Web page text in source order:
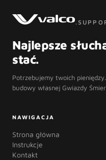
Najlepsze
stać.
Potrzebujemy twoich
budowy własnej Gwiazdy
NAWIGACJA
Strona główna
Instrukcje
Kontakt